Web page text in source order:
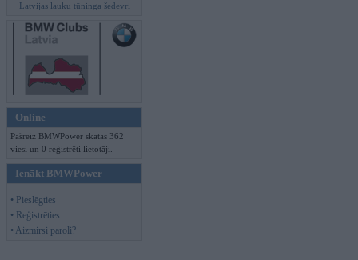
Latvijas lauku tūninga šedevri
Online
Pašreiz BMWPower skatās 362
viesi un 0 reģistrēti lietotāji.
Ienākt BMWPower
• Pieslēgties
• Reģistrēties
• Aizmirsi paroli?